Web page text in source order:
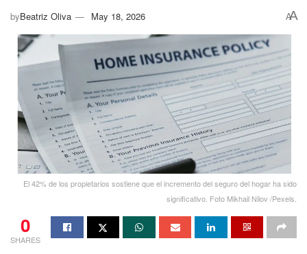
byBeatriz Oliva May 18, 2026 AA
El 42% de los propietarios sostiene que el incremento del seguro del hogar ha sido
significativo. Foto Mikhail Nilov /Pexels.
0
SHARES